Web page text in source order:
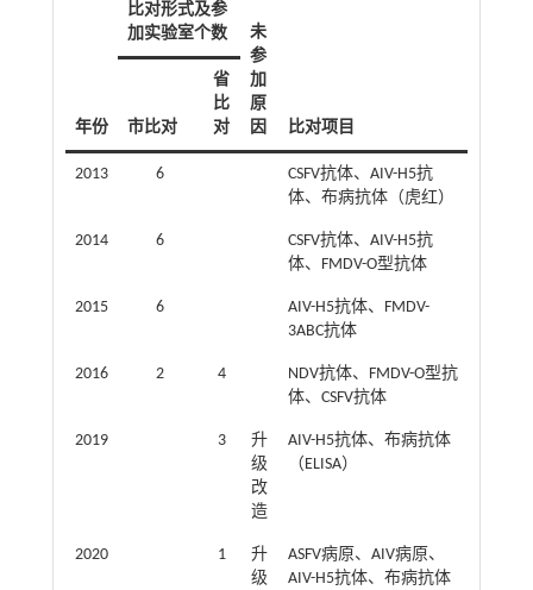
年份
比对形式及参
加实验室个数
未
参
加
原
因
比对项目
市比对
省
比
对
2013 6
CSFV抗体、AIV-H5抗
体、布病抗体（虎红）
2014 6
CSFV抗体、AIV-H5抗
体、FMDV-O型抗体
2015 6
AIV-H5抗体、FMDV-
3ABC抗体
2016 2 4
NDV抗体、FMDV-O型抗
体、CSFV抗体
2019 3
升
级
改
造
AIV-H5抗体、布病抗体
（ELISA）
2020 1
升
级
ASFV病原、AIV病原、
AIV-H5抗体、布病抗体